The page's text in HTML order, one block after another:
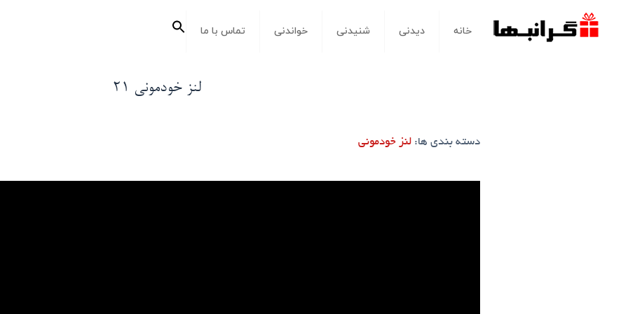
خانه دیدنی شنیدنی خواندنی تماس با ما
جستجو
برای:
دکمه جستجو
لنز خودمونی ۲۱
دسته بندی ها: لنز خودمونی